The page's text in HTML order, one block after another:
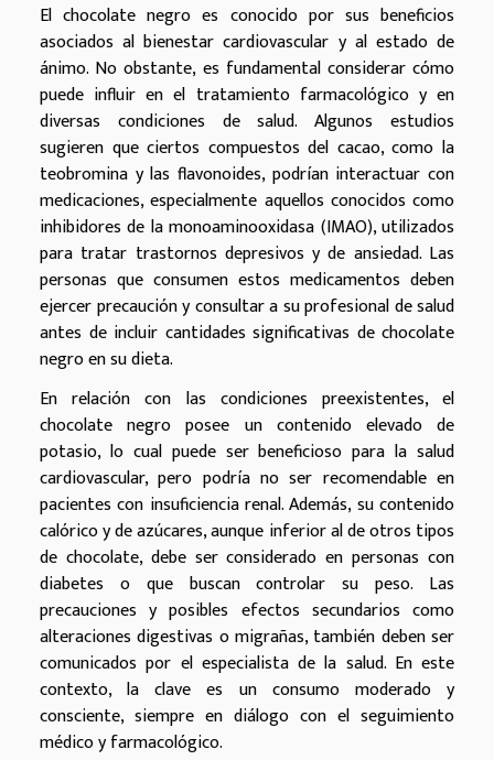
El chocolate negro es conocido por sus beneficios
asociados al bienestar cardiovascular y al estado de
ánimo. No obstante, es fundamental considerar cómo
puede influir en el tratamiento farmacológico y en
diversas condiciones de salud. Algunos estudios
sugieren que ciertos compuestos del cacao, como la
teobromina y las flavonoides, podrían interactuar con
medicaciones, especialmente aquellos conocidos como
inhibidores de la monoaminooxidasa (IMAO), utilizados
para tratar trastornos depresivos y de ansiedad. Las
personas que consumen estos medicamentos deben
ejercer precaución y consultar a su profesional de salud
antes de incluir cantidades significativas de chocolate
negro en su dieta.
En relación con las condiciones preexistentes, el
chocolate negro posee un contenido elevado de
potasio, lo cual puede ser beneficioso para la salud
cardiovascular, pero podría no ser recomendable en
pacientes con insuficiencia renal. Además, su contenido
calórico y de azúcares, aunque inferior al de otros tipos
de chocolate, debe ser considerado en personas con
diabetes o que buscan controlar su peso. Las
precauciones y posibles efectos secundarios como
alteraciones digestivas o migrañas, también deben ser
comunicados por el especialista de la salud. En este
contexto, la clave es un consumo moderado y
consciente, siempre en diálogo con el seguimiento
médico y farmacológico.